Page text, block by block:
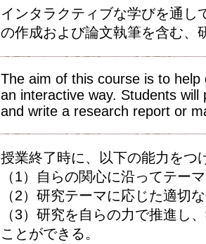
インタラクティブな学びを通し
の作成および論文執筆を含む、
The aim of this course is to
an interactive way. Students
and write a research report or
授業終了時に、以下の能力をつ
（1）自らの関心に沿ってテー
（2）研究テーマに応じた適切
（3）研究を自らの力で推進し
ことができる。